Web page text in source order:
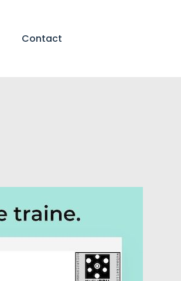
Contact